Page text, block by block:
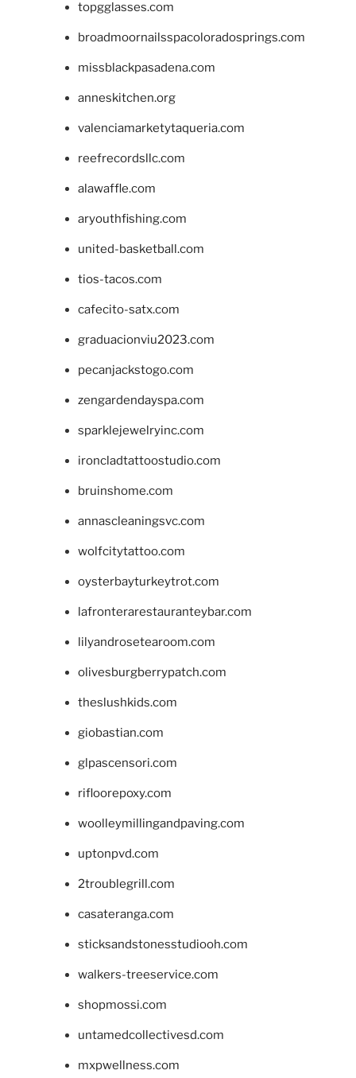
topgglasses.com
broadmoornailsspacoloradosprings.com
missblackpasadena.com
anneskitchen.org
valenciamarketytaqueria.com
reefrecordsllc.com
alawaffle.com
aryouthfishing.com
united-basketball.com
tios-tacos.com
cafecito-satx.com
graduacionviu2023.com
pecanjackstogo.com
zengardendayspa.com
sparklejewelryinc.com
ironcladtattoostudio.com
bruinshome.com
annascleaningsvc.com
wolfcitytattoo.com
oysterbayturkeytrot.com
lafronterarestauranteybar.com
lilyandrosetearoom.com
olivesburgberrypatch.com
theslushkids.com
giobastian.com
glpascensori.com
rifloorepoxy.com
woolleymillingandpaving.com
uptonpvd.com
2troublegrill.com
casateranga.com
sticksandstonesstudiooh.com
walkers-treeservice.com
shopmossi.com
untamedcollectivesd.com
mxpwellness.com